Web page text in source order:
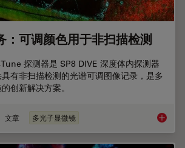
：可调颜色用于非扫描检测
探测器是 SP8 DIVE 深度体内探测器
有非扫描检测的光谱可调图像记录，是多
创新解决方案。
文章 多光子显微镜 不可能